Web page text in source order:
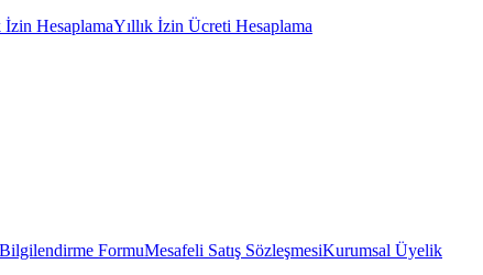
İzin HesaplamaYıllık İzin Ücreti Hesaplama
FormuMesafeli Satış SözleşmesiKurumsal Üyelik